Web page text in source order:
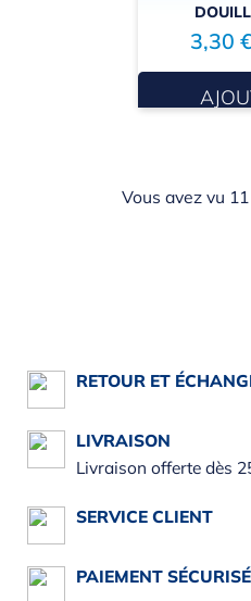
3,30
Vous avez vu
RETOUR ET
LIVRAISON
Livraison offerte dès
SERVICE CLIENT
PAIEMENT SÉCURISÉ